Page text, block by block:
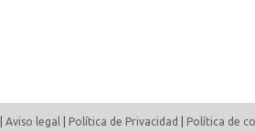
Aviso legal Política de Privacidad Política de